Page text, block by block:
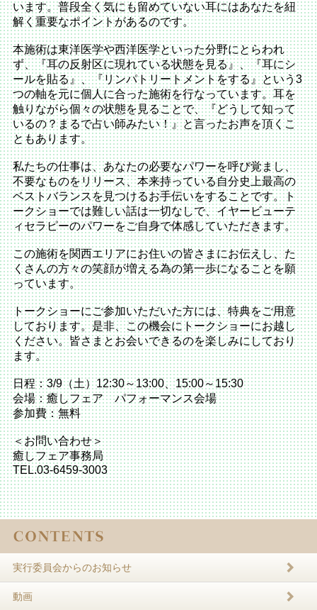
います。普段全く気にも留めていない耳にはあなたを紐
解く重要なポイントがあるのです。
本施術は東洋医学や西洋医学といった分野にとらわれ
ず、『耳の反射区に現れている状態を見る』、『耳にシ
ールを貼る』、『リンパトリートメントをする』という3
つの軸を元に個人に合った施術を行なっています。耳を
触りながら個々の状態を見ることで、『どうして知って
いるの？まるで占い師みたい！』と言ったお声を頂くこ
ともあります。
私たちの仕事は、あなたの必要なパワーを呼び覚まし、
不要なものをリリース、本来持っている自分史上最高の
ベストバランスを見つけるお手伝いをすることです。ト
ークショーでは難しい話は一切なしで、イヤービューテ
ィセラピーのパワーをご自身で体感していただきます。
この施術を関西エリアにお住いの皆さまにお伝えし、た
くさんの方々の笑顔が増える為の第一歩になることを願
っています。
トークショーにご参加いただいた方には、特典をご用意
しております。是非、この機会にトークショーにお越し
ください。皆さまとお会いできるのを楽しみにしており
ます。
日程：3/9（土）12:30～13:00、15:00～15:30
会場：癒しフェア パフォーマンス会場
参加費：無料
＜お問い合わせ＞
癒しフェア事務局
TEL.03-6459-3003
実行委員会からのお知らせ
動画